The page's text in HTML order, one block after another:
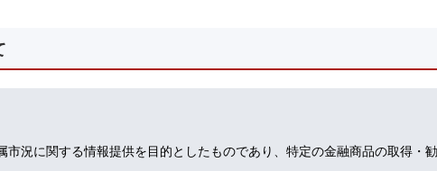
日放送系で土曜朝９時半からの「正義のミカタ」に明日朝生出演します。
るEU,欧州情勢」について説明するという趣向。９０分番組で私の担当は
況に関する情報提供を目的としたものであり、特定の金融商品の取得・